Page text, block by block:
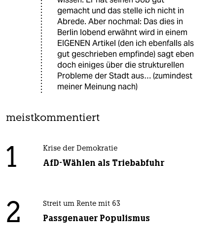
gemacht und das stelle ich nicht in
Abrede. Aber nochmal: Das dies in
Berlin lobend erwähnt wird in einem
EIGENEN Artikel (den ich ebenfalls als
gut geschrieben empfinde) sagt eben
doch einiges über die strukturellen
Probleme der Stadt aus… (zumindest
meiner Meinung nach)
meistkommentiert
1 Krise der Demokratie
AfD-Wählen als Triebabfuhr
2 Streit um Rente mit 63
Passgenauer Populismus